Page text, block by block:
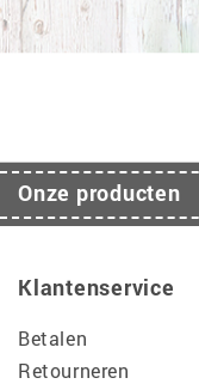
Onze producten
Klantenservice
Betalen
Retourneren